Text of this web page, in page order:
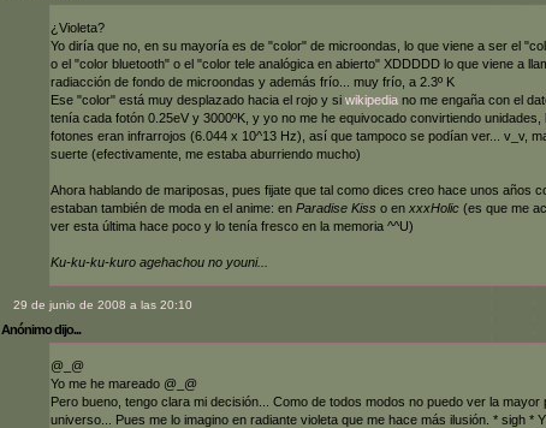
¿Violeta?
Yo diría que no, en su mayoría es de "color" de microondas, lo que viene a ser el
o el "color bluetooth" o el "color tele analógica en abierto" XDDDDD lo que viene a
radiacción de fondo de microondas y además frío... muy frío, a 2.3º K
Ese "color" está muy desplazado hacia el rojo y si wikipedia no me engaña con el
tenía cada fotón 0.25eV y 3000ºK, y yo no me he equivocado convirtiendo unidades,
fotones eran infrarrojos (6.044 x 10^13 Hz), así que tampoco se podían ver... v_v,
suerte (efectivamente, me estaba aburriendo mucho)
Ahora hablando de mariposas, pues fijate que tal como dices creo hace unos años
estaban también de moda en el anime: en Paradise Kiss o en xxxHolic (es que me
ver esta última hace poco y lo tenía fresco en la memoria ^^U)
Ku-ku-ku-kuro agehachou no youni...
29 de junio de 2008 a las 20:10
Anónimo dijo...
@_@
Yo me he mareado @_@
Pero bueno, tengo clara mi decisión... Como de todos modos no puedo ver la mayor
universo... Pues me lo imagino en radiante violeta que me hace más ilusión. * sigh *